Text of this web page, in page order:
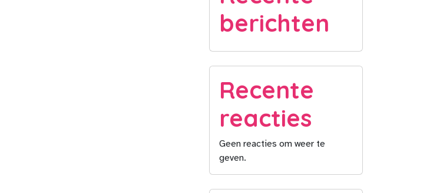
berichten
Recente
reacties
Geen reacties om weer te
geven.